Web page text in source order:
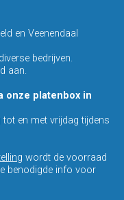
en Veenendaal
bedrijven.
aan.
onze platenbox in
tot en met vrijdag tijdens
wordt de voorraad
benodigde info voor